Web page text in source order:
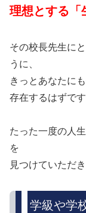
理想とする「
その校長先生に
うに、
きっとあなたに
存在するはずです
たった一度の人
を
見つけていただ
学級や学